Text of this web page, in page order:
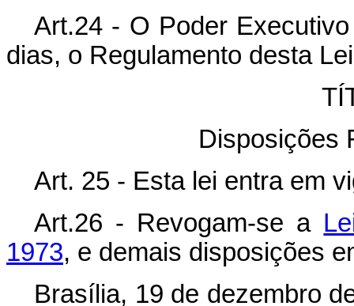
Art.24 - O Poder
dias, o Regulamento desta
Disposições
Art. 25 - Esta lei entra em
Art.26 - Revogam-se a
1973, e demais disposições
Brasília, 19 de dezembro